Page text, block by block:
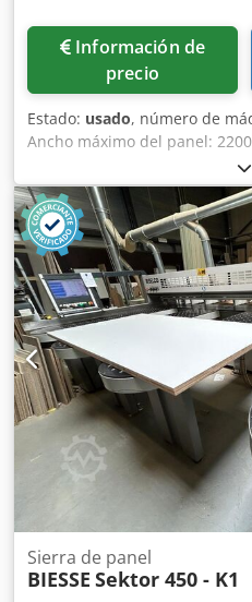
Información de
precio
Estado: usado, número de
Ancho máximo del panel:
panel: 3800 mm Diámetro
principal: 123 mm Codezq
mordazas de sujeción: 7
Sierra de panel
BIESSE Sektor 450 - K1